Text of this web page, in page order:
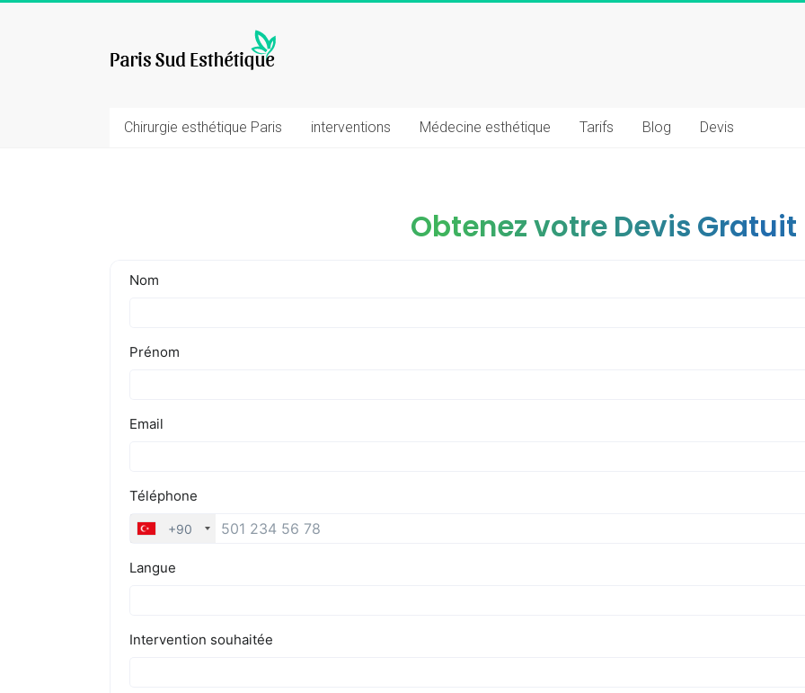
chirurgie
Chirurgie esthétique Paris interventions Médecine esthétique Tarifs Blog Devis
Obtenez votre Devis Gratuit